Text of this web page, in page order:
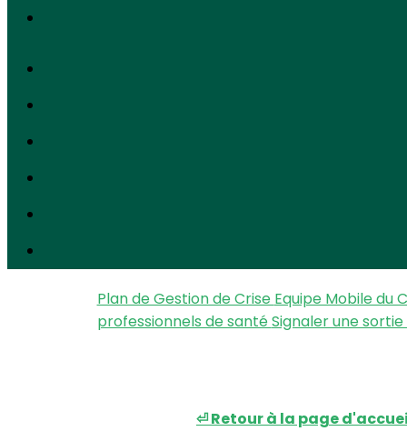
Plan de Gestion de Crise Equipe Mobile du
professionnels de santéSignaler une
⏎ Retour à la page